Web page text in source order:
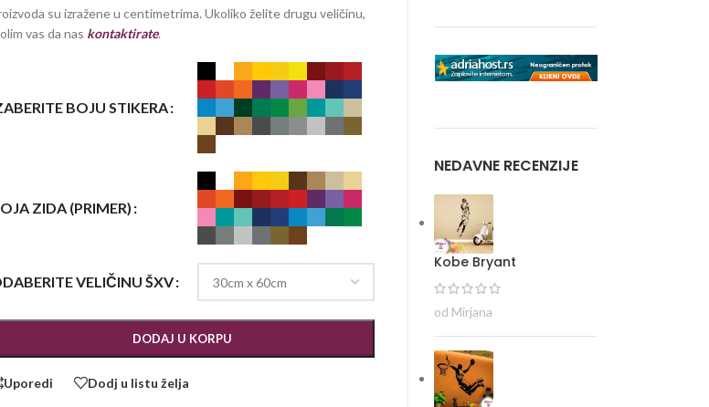
su izražene u centimetrima. Ukoliko želite drugu veličinu,
vas da nas kontaktirate.
BOJU STIKERA
ZIDA (PRIMER)
VELIČINU ŠXV
DODAJ U KORPU
Uporedi Dodj u listu želja
NEDAVNE RECENZIJE
Kobe Bryant
od Mirjana